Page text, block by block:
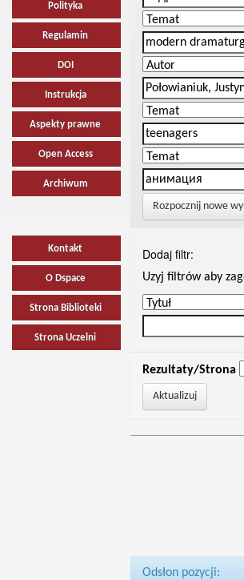
Polityka
Regulamin
DOI
Instrukcja
Aspekty prawne
Open Access
Archiwum
Kontakt
O Dspace
Strona Biblioteki
Strona Uczelni
Rozpocznij nowe
Dodaj filtr:
Uzyj filtrów aby
Rezultaty/Strona
Odsłon pozycji: